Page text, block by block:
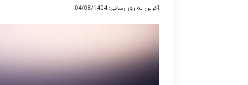
آخرین به روز رسانی: 04/08/1404